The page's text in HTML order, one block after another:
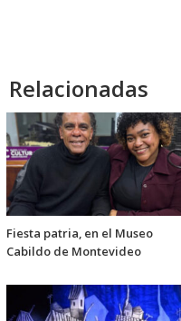
Relacionadas
Fiesta patria, en el Museo
Cabildo de Montevideo